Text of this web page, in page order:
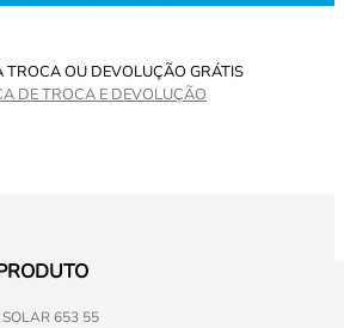
TROCA OU DEVOLUÇÃO GRÁTIS
DE TROCA E DEVOLUÇÃO
653 55